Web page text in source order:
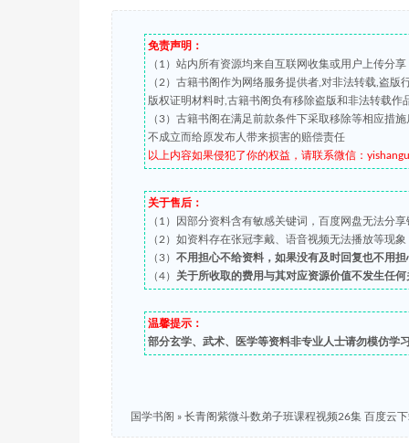
免责声明：
（1）站内所有资源均来自互联网收集或用户上传分
（2）古籍书阁作为网络服务提供者,对非法转载,盗
版权证明材料时,古籍书阁负有移除盗版和非法转载作
（3）古籍书阁在满足前款条件下采取移除等相应措
不成立而给原发布人带来损害的赔偿责任
以上内容如果侵犯了你的权益，请联系微信：
关于售后：
（1）因部分资料含有敏感关键词，百度网盘无法分
（2）如资料存在张冠李戴、语音视频无法播放等现
（3） 不用担心不给资料，如果没有及时回复也不用
（4） 关于所收取的费用与其对应资源价值不发生任
温馨提示：
部分玄学、武术、医学等资料非专业人士请勿模仿学
国学书阁 » 长青阁紫微斗数弟子班课程视频26集 百度云